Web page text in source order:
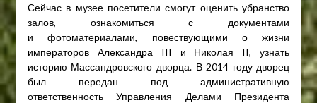
Сейчас в музее посетители смогут оценить убранство
залов, ознакомиться с документами
и фотоматериалами, повествующими о жизни
императоров Александра III и Николая II, узнать
историю Массандровского дворца. В 2014 году дворец
был передан под административную
ответственность Управления Делами Президента